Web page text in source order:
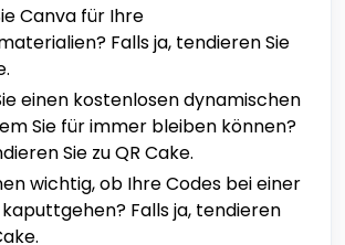
Canva für Ihre
Falls ja, tendieren Sie
einen kostenlosen dynamischen
Sie für immer bleiben können?
Sie zu QR Cake.
wichtig, ob Ihre Codes bei einer
kaputtgehen? Falls ja, tendieren